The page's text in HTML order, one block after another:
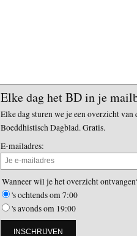
Elke dag het BD in je
Elke dag sturen we je een overzicht
Boeddhistisch Dagblad. Gratis.
E-mailadres:
Wanneer wil je het overzicht
's ochtends om 7:00
's avonds om 19:00